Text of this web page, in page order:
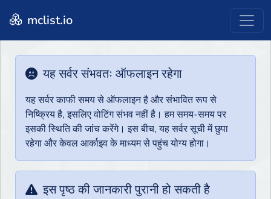
mclist.io
यह सर्वर संभवतः ऑफलाइन रहेगा
यह सर्वर काफी समय से ऑफलाइन है और संभावित रूप से
निष्क्रिय है, इसलिए वोटिंग संभव नहीं है। हम समय-समय पर
इसकी स्थिति की जांच करेंगे। इस बीच, यह सर्वर सूची में छुपा
रहेगा और केवल आर्काइव के माध्यम से पहुंच योग्य होगा।
इस पृष्ठ की जानकारी पुरानी हो सकती है